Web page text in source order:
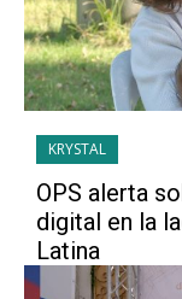
KRYSTAL
OPS alerta
digital en la
Latina